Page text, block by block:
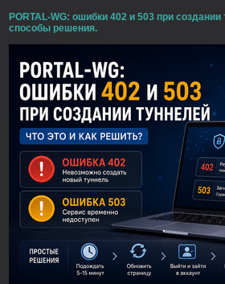
PORTAL-WG: ошибки 402 и 503 при
способы решения.